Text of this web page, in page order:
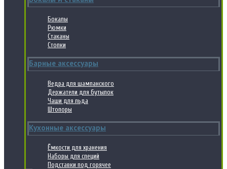
Бокалы
Рюмки
Стаканы
Стопки
Барные аксессуары
Ведра для шампанского
Держатели для бутылок
Чаши для льда
Штопоры
Кухонные аксессуары
Ёмкости для хранения
Наборы для специй
Подставки под горячее